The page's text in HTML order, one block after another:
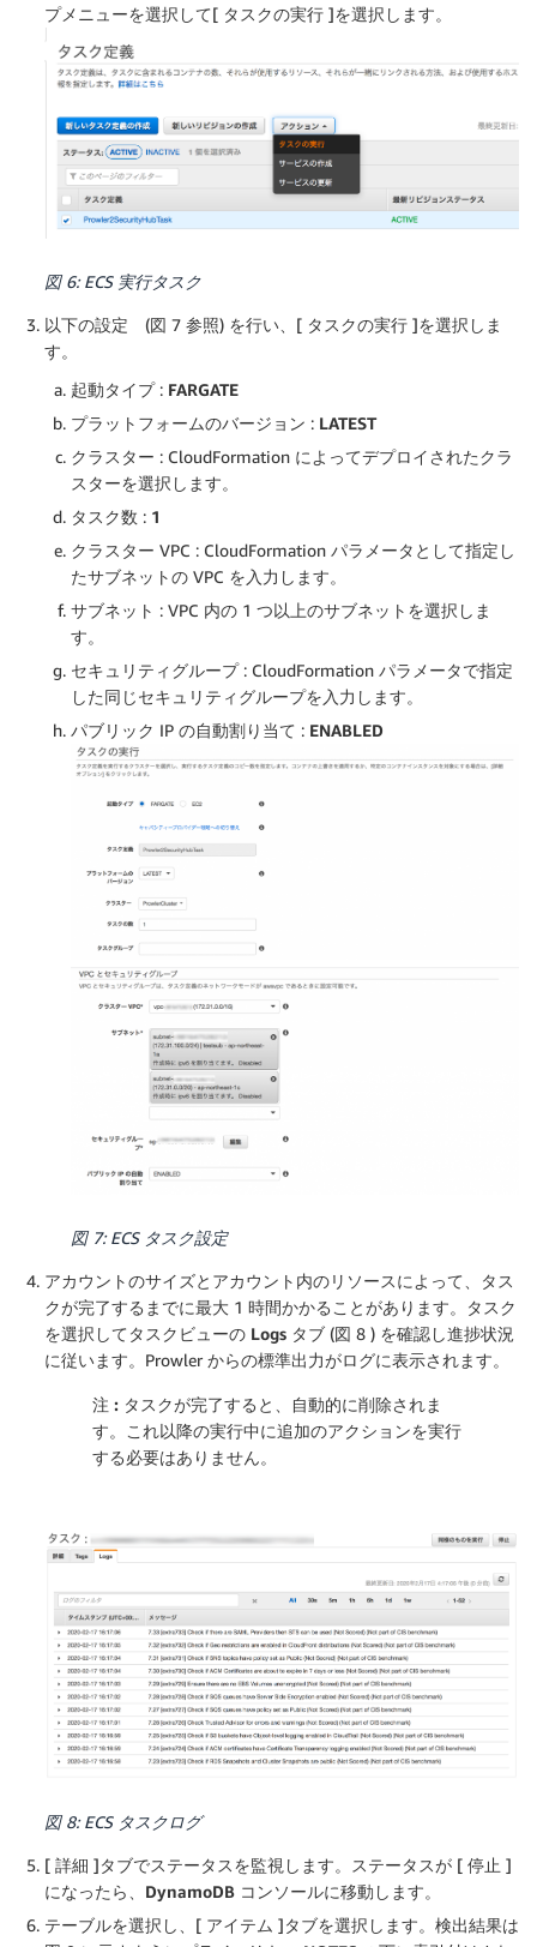
プメニューを選択して[ タスクの実行 ]を選択します。
図 6: ECS 実行タスク
以下の設定 (図 7 参照) を行い、[ タスクの実行 ]を選択しま
す。
起動タイプ : FARGATE
プラットフォームのバージョン : LATEST
クラスター : CloudFormation によってデプロイされたクラ
スターを選択します。
タスク数 : 1
クラスター VPC : CloudFormation パラメータとして指定し
たサブネットの VPC を入力します。
サブネット : VPC 内の 1 つ以上のサブネットを選択しま
す。
セキュリティグループ : CloudFormation パラメータで指定
した同じセキュリティグループを入力します。
パブリック IP の自動割り当て : ENABLED
図 7: ECS タスク設定
アカウントのサイズとアカウント内のリソースによって、タス
クが完了するまでに最大 1 時間かかることがあります。タスク
を選択してタスクビューの Logs タブ (図 8 ) を確認し進捗状況
に従います。Prowler からの標準出力がログに表示されます。
注 : タスクが完了すると、自動的に削除されま
す。これ以降の実行中に追加のアクションを実行
する必要はありません。
図 8: ECS タスクログ
[ 詳細 ]タブでステータスを監視します。ステータスが [ 停止 ]
になったら、 DynamoDB コンソールに移動します。
テーブルを選択し、[ アイテム ]タブを選択します。検出結果は